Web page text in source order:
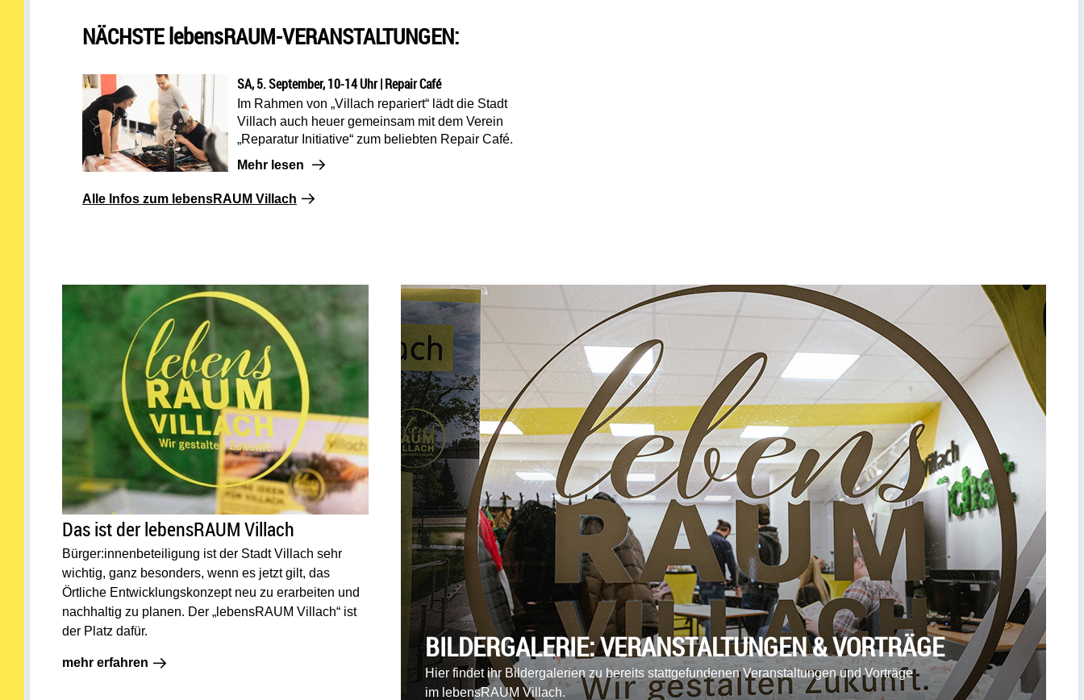
NÄCHSTE lebensRAUM-VERANSTALTUNGEN:
SA, 5. September, 10-14 Uhr | Repair Café
Im Rahmen von „Villach repariert“ lädt die Stadt
Villach auch heuer gemeinsam mit dem Verein
„Reparatur Initiative“ zum beliebten Repair Café.
Mehr lesen: SA, 5. September, 10-14 Uhr | Repair Café
Mehr lesen
Alle Infos zum lebensRAUM Villach
Das ist der lebensRAUM Villach
Das ist der lebensRAUM Villach
Bürger:innenbeteiligung ist der Stadt Villach sehr
wichtig, ganz besonders, wenn es jetzt gilt, das
Örtliche Entwicklungskonzept neu zu erarbeiten und
nachhaltig zu planen. Der „lebensRAUM Villach“ ist
der Platz dafür.
mehr erfahren mehr erfahren: Das ist der lebensRAUM VillachBILDERGALERIE: VERANSTALTUNGEN & VORTRÄGE
Hier findet ihr Bildergalerien zu bereits stattgefundenen Veranstaltungen und Vorträge
im lebensRAUM Villach.